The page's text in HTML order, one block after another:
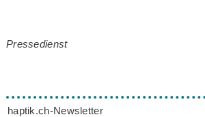
Pressedienst
haptik.ch-Newsletter